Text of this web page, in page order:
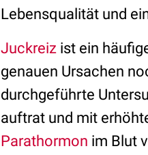
Lebensqualität und
Juckreiz ist ein
genauen Ursachen
durchgeführte
auftrat und mit
Parathormon im Blut